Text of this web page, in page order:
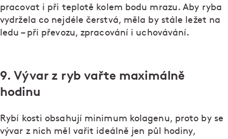
pracovat i při teplotě kolem bodu mrazu. Aby ryba
vydržela co nejdéle čerstvá, měla by stále ležet na
ledu – při převozu, zpracování i uchovávání.
9. Vývar z ryb vařte maximálně
hodinu
Rybí kosti obsahují minimum kolagenu, proto by se
vývar z nich měl vařit ideálně jen půl hodiny,